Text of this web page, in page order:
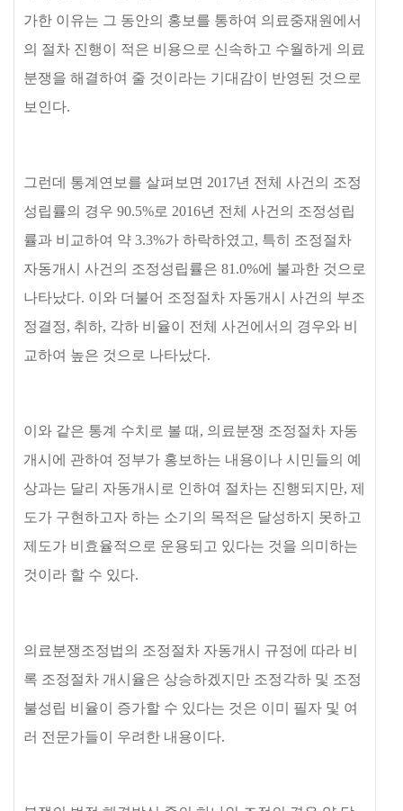
가한 이유는 그 동안의 홍보를 통하여 의료중재원에서
의 절차 진행이 적은 비용으로 신속하고 수월하게 의료
분쟁을 해결하여 줄 것이라는 기대감이 반영된 것으로
보인다.
그런데 통계연보를 살펴보면 2017년 전체 사건의 조정
성립률의 경우 90.5%로 2016년 전체 사건의 조정성립
률과 비교하여 약 3.3%가 하락하였고, 특히 조정절차
자동개시 사건의 조정성립률은 81.0%에 불과한 것으로
나타났다. 이와 더불어 조정절차 자동개시 사건의 부조
정결정, 취하, 각하 비율이 전체 사건에서의 경우와 비
교하여 높은 것으로 나타났다.
이와 같은 통계 수치로 볼 때 , 의료분쟁 조정절차 자동
개시에 관하여 정부가 홍보하는 내용이나 시민들의 예
상과는 달리 자동개시로 인하여 절차는 진행되지만, 제
도가 구현하고자 하는 소기의 목적은 달성하지 못하고
제도가 비효율적으로 운용되고 있다는 것을 의미하는
것이라 할 수 있다.
의료분쟁조정법의 조정절차 자동개시 규정에 따라 비
록 조정절차 개시율은 상승하겠지만 조정각하 및 조정
불성립 비율이 증가할 수 있다는 것은 이미 필자 및 여
러 전문가들이 우려한 내용이다.